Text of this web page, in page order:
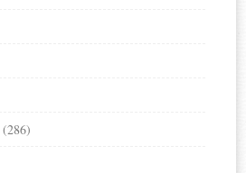
(286)